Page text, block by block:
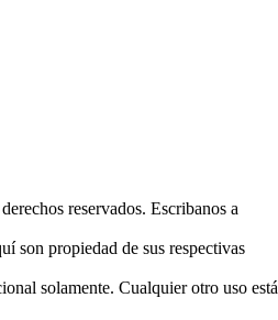
reservados. Escribanos a
son propiedad de sus respectivas
solamente. Cualquier otro uso está